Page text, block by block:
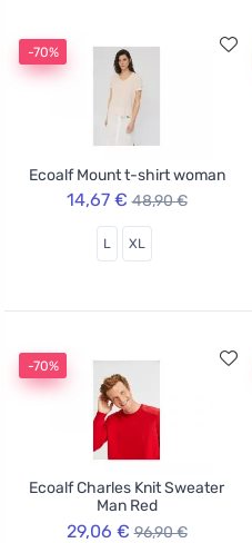
-70%
Ecoalf Mount t-shirt woman
14,67 € 48,90 €
L XL
-70%
Ecoalf Charles Knit Sweater
Man Red
29,06 € 96,90 €